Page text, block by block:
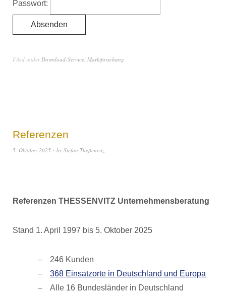
Passwort:
Filed underDownload-Service, Marktforschung
Referenzen
5. Oktober 2025 by Stefan Theßenvitz
Referenzen THESSENVITZ Unternehmensberatung
Stand 1. April 1997 bis 5. Oktober 2025
246 Kunden
368 Einsatzorte in Deutschland und Europa
Alle 16 Bundesländer in Deutschland